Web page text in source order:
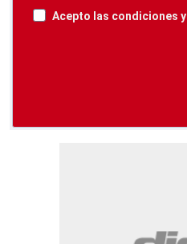
Acepto las condiciones